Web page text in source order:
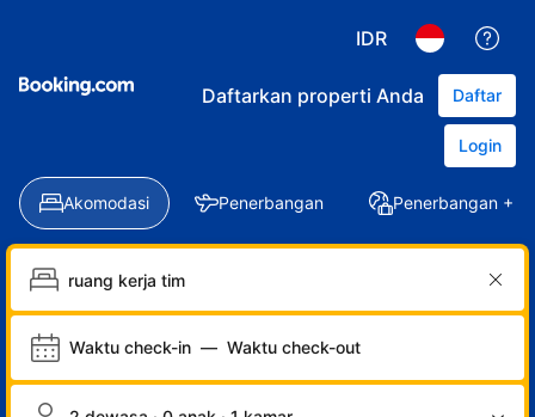
IDR
Daftarkan properti Anda Daftar
Login
Akomodasi Penerbangan Penerbangan +
Waktu check-in — Waktu check-out